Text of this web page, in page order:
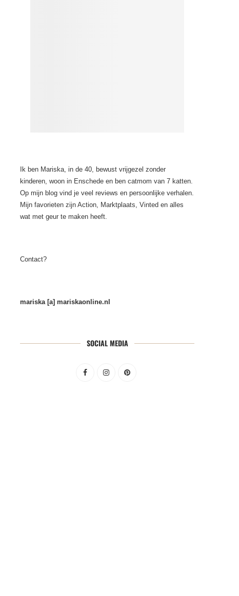
Ik ben Mariska, in de 40, bewust vrijgezel zonder
kinderen, woon in Enschede en ben catmom van 7 katten.
Op mijn blog vind je veel reviews en persoonlijke verhalen.
Mijn favorieten zijn Action, Marktplaats, Vinted en alles
wat met geur te maken heeft.
Contact?
mariska [a] mariskaonline.nl
SOCIAL MEDIA